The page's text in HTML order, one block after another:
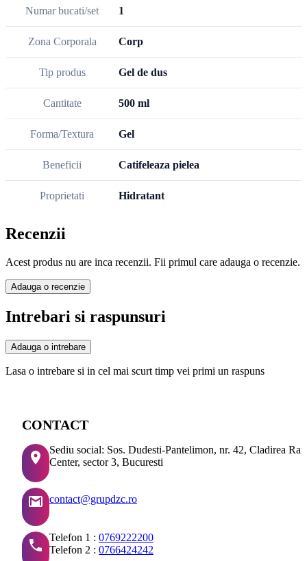
Numar bucati/set 1
Zona Corporala Corp
Tip produs Gel de dus
Cantitate 500 ml
Forma/Textura Gel
Beneficii Catifeleaza pielea
Proprietati Hidratant
Recenzii
Acest produs nu are inca recenzii. Fii primul care adauga o recenzie.
Adauga o recenzie
Intrebari si raspunsuri
Adauga o intrebare
Lasa o intrebare si in cel mai scurt timp vei primi un raspuns
CONTACT
Sediu social: Sos. Dudesti-Pantelimon, nr. 42, Cladirea
Center, sector 3, Bucuresti
contact@grupdzc.ro
Telefon 1 : 0769222200
Telefon 2 : 0766424242